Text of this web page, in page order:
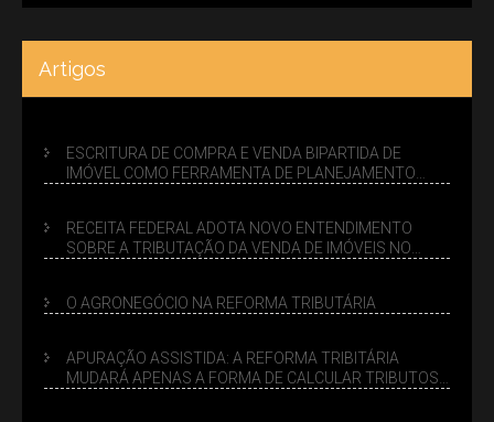
Artigos
ESCRITURA DE COMPRA E VENDA BIPARTIDA DE
IMÓVEL COMO FERRAMENTA DE PLANEJAMENTO
RECEITA FEDERAL ADOTA NOVO ENTENDIMENTO
SOBRE A TRIBUTAÇÃO DA VENDA DE IMÓVEIS NO
O AGRONEGÓCIO NA REFORMA TRIBUTÁRIA
APURAÇÃO ASSISTIDA: A REFORMA TRIBITÁRIA
MUDARÁ APENAS A FORMA DE CALCULAR TRIBUTOS